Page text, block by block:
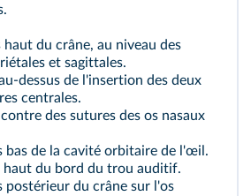
haut du crâne, au niveau des
et sagittales.
dessus de l'insertion des deux
centrales.
des sutures des os nasaux
bas de la cavité orbitaire de l'œil.
haut du bord du trou auditif.
postérieur du crâne sur l'os